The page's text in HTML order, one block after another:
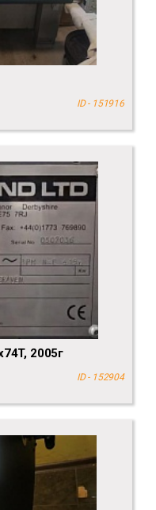
ID - 151916
2005г
ID - 152904